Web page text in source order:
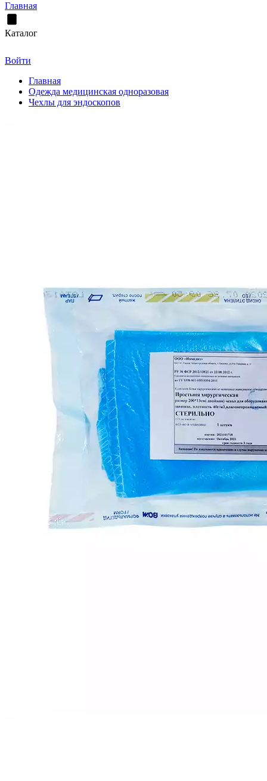
Главная
Каталог
Войти
Главная
Одежда медицинская одноразовая
Чехлы для эндоскопов